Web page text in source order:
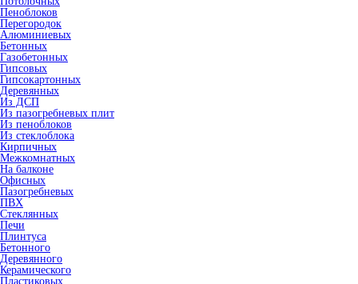
Пеноблоков
Перегородок
Алюминиевых
Бетонных
Газобетонных
Гипсовых
Гипсокартонных
Деревянных
Из ДСП
Из пазогребневых плит
Из пеноблоков
Из стеклоблока
Кирпичных
Межкомнатных
На балконе
Офисных
Пазогребневых
ПВХ
Стеклянных
Печи
Плинтуса
Бетонного
Деревянного
Керамического
Пластиковых